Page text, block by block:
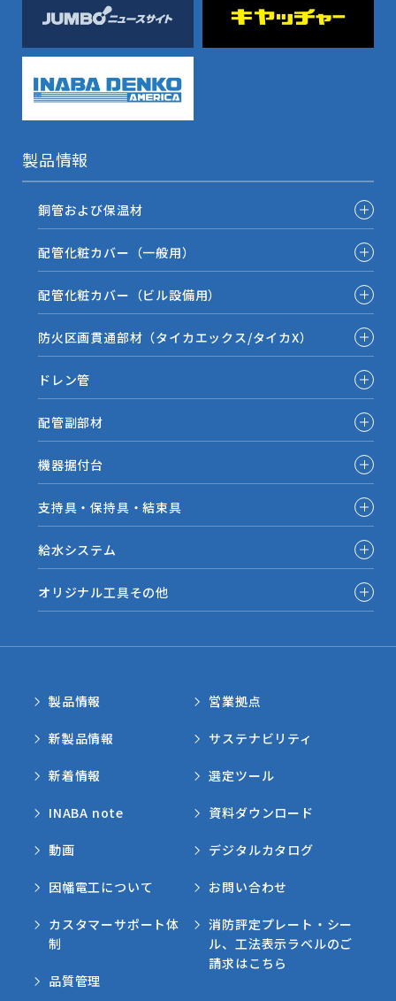
製品情報
銅管および保温材
配管化粧カバー（一般用）
配管化粧カバー（ビル設備用）
防火区画貫通部材（タイカエックス/タイカX）
ドレン管
配管副部材
機器据付台
支持具・保持具・結束具
給水システム
オリジナル工具その他
製品情報
新製品情報
新着情報
INABA note
動画
因幡電工について
カスタマーサポート体
制
品質管理
営業拠点
サステナビリティ
選定ツール
資料ダウンロード
デジタルカタログ
お問い合わせ
消防評定プレート・シー
ル、工法表示ラベルのご
請求はこちら